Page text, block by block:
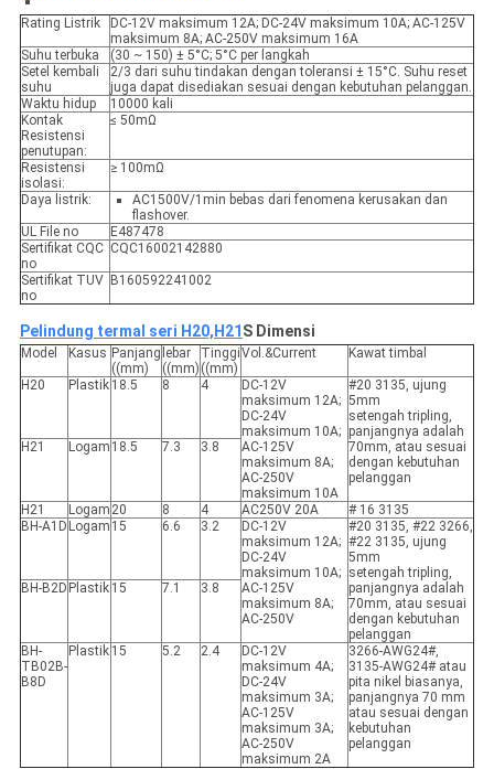
Rating Listrik
DC-12V maksimum 12A; DC-24V maksimum 10A; AC-125V
maksimum 8A; AC-250V maksimum 16A
Suhu terbuka
(30 ~ 150) ± 5°C; 5°C per langkah
Setel kembali
suhu
2/3 dari suhu tindakan dengan toleransi ± 15°C. Suhu reset
juga dapat disediakan sesuai dengan kebutuhan pelanggan.
Waktu hidup
10000 kali
Kontak
Resistensi
penutupan:
≤ 50mΩ
Resistensi
isolasi:
≥ 100mΩ
Daya listrik:
AC1500V/1min bebas dari fenomena kerusakan dan
flashover.
UL File no
E487478
Sertifikat CQC
no
CQC16002142880
Sertifikat TUV
no
B160592241002
Pelindung termal seri H20,H21 S Dimensi
Model Kasus Panjang
((mm)
lebar
((mm)
Tinggi
((mm)
Vol.&Current Kawat timbal
H20 Plastik 18.5 8 4
DC-12V
maksimum 12A;
DC-24V
maksimum 10A;
AC-125V
maksimum 8A;
AC-250V
maksimum 10A
#20 3135, ujung
5mm
setengah tripling,
panjangnya adalah
70mm, atau sesuai
dengan kebutuhan
pelanggan
H21 Logam 18.5 7.3 3.8
H21 Logam 20 8 4 AC250V 20A
# 16 3135
BH-A1D Logam 15 6.6 3.2
DC-12V
maksimum 12A;
DC-24V
maksimum 10A;
AC-125V
maksimum 8A;
AC-250V
#20 3135, #22 3266,
#22 3135, ujung
5mm
setengah tripling,
panjangnya adalah
70mm, atau sesuai
dengan kebutuhan
pelanggan
BH-B2D Plastik 15 7.1 3.8
BH-
TB02B-
B8D
Plastik 15 5.2 2.4
DC-12V
maksimum 4A;
DC-24V
maksimum 3A;
AC-125V
maksimum 3A;
AC-250V
maksimum 2A
3266-AWG24#,
3135-AWG24# atau
pita nikel biasanya,
panjangnya 70 mm
atau sesuai dengan
kebutuhan
pelanggan